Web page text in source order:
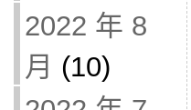
2022 年 8
月 (10)